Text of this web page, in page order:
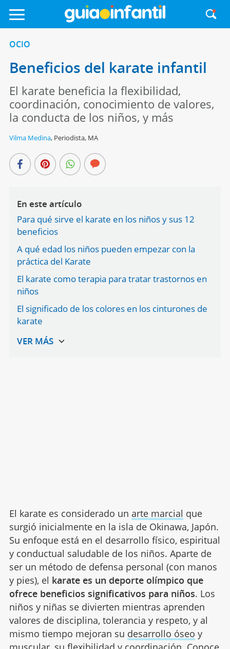
OCIO
Beneficios del karate infantil
El karate beneficia la flexibilidad,
coordinación, conocimiento de valores,
la conducta de los niños, y más
Vilma Medina, Periodista, MA
En este artículo
Para qué sirve el karate en los niños y sus 12
beneficios
A qué edad los niños pueden empezar con la
práctica del Karate
El karate como terapia para tratar trastornos en
niños
El significado de los colores en los cinturones de
karate
El karate es considerado un arte marcial que
surgió inicialmente en la isla de Okinawa, Japón.
Su enfoque está en el desarrollo físico, espiritual
y conductual saludable de los niños. Aparte de
ser un método de defensa personal (con manos
y pies), el karate es un deporte olímpico que
ofrece beneficios significativos para niños. Los
niños y niñas se divierten mientras aprenden
valores de disciplina, tolerancia y respeto, y al
mismo tiempo mejoran su desarrollo óseo y